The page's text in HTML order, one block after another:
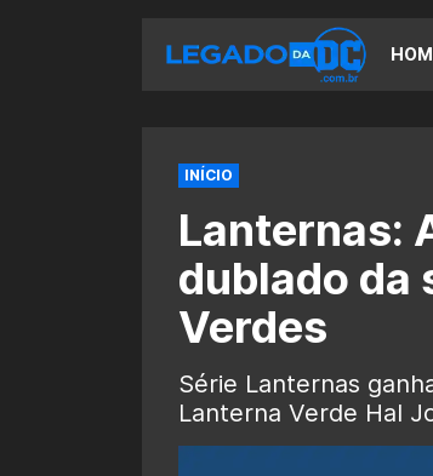
INÍCIO
Lanternas:
dublado da
Verdes
Série Lanternas
Lanterna Verde Hal